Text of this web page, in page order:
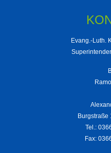
Evang.-Luth.
Burgstraße
Tel.:
Fax: